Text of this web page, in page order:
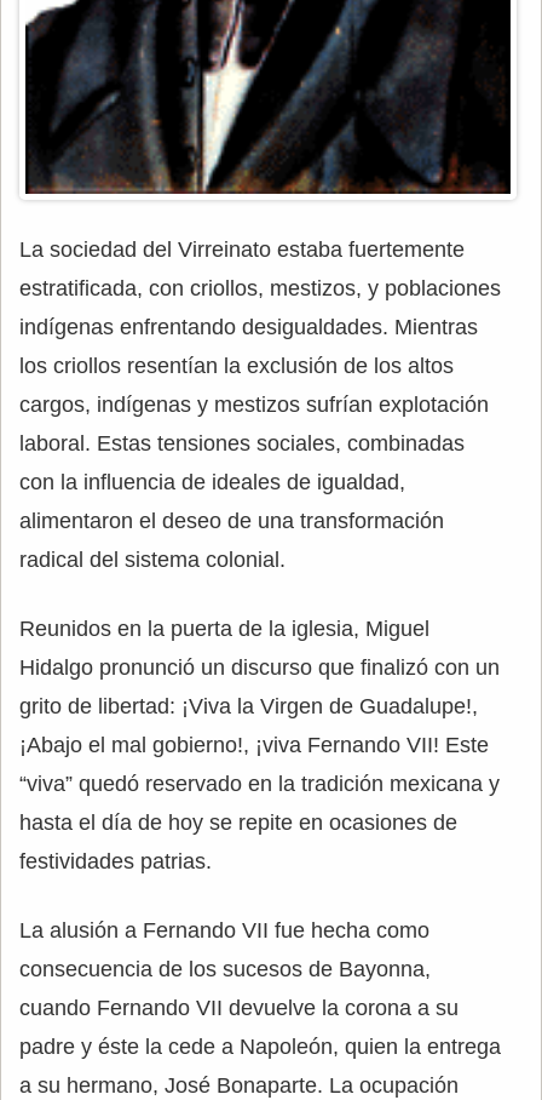
La sociedad del Virreinato estaba fuertemente
estratificada, con criollos, mestizos, y poblaciones
indígenas enfrentando desigualdades. Mientras
los criollos resentían la exclusión de los altos
cargos, indígenas y mestizos sufrían explotación
laboral. Estas tensiones sociales, combinadas
con la influencia de ideales de igualdad,
alimentaron el deseo de una transformación
radical del sistema colonial.
Reunidos en la puerta de la iglesia, Miguel
Hidalgo pronunció un discurso que finalizó con un
grito de libertad: ¡Viva la Virgen de Guadalupe!,
¡Abajo el mal gobierno!, ¡viva Fernando VII! Este
“viva” quedó reservado en la tradición mexicana y
hasta el día de hoy se repite en ocasiones de
festividades patrias.
La alusión a Fernando VII fue hecha como
consecuencia de los sucesos de Bayonna,
cuando Fernando VII devuelve la corona a su
padre y éste la cede a Napoleón, quien la entrega
a su hermano, José Bonaparte. La ocupación